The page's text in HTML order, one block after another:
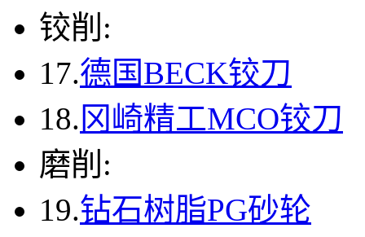
铰削:
17.德国BECK铰刀
18.冈崎精工MCO铰刀
磨削:
19.钻石树脂PG砂轮